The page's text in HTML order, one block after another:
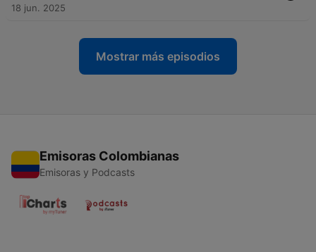
18 jun. 2025
Mostrar más episodios
Emisoras Colombianas
Emisoras y Podcasts